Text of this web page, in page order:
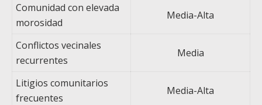
Comunidad con elevada
morosidad
Media-Alta
Conflictos vecinales
recurrentes
Media
Litigios comunitarios
frecuentes
Media-Alta